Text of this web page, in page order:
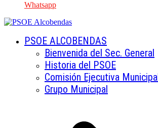
Whatsapp
PSOE ALCOBENDAS
Bienvenida del Sec. General
Historia del PSOE
Comisión Ejecutiva Municipal
Grupo Municipal